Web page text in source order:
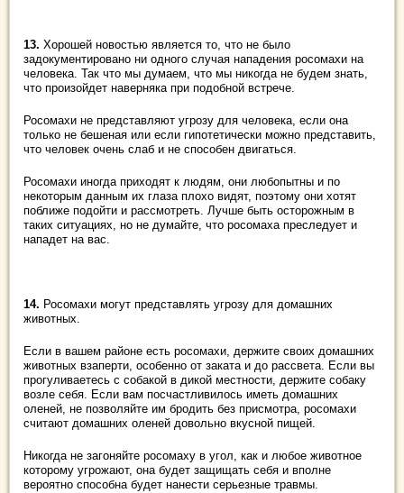
13. Хорошей новостью является то, что не было
задокументировано ни одного случая нападения росомахи на
человека. Так что мы думаем, что мы никогда не будем знать,
что произойдет наверняка при подобной встрече.
Росомахи не представляют угрозу для человека, если она
только не бешеная или если гипотетически можно представить,
что человек очень слаб и не способен двигаться.
Росомахи иногда приходят к людям, они любопытны и по
некоторым данным их глаза плохо видят, поэтому они хотят
поближе подойти и рассмотреть. Лучше быть осторожным в
таких ситуациях, но не думайте, что росомаха преследует и
нападет на вас.
14. Росомахи могут представлять угрозу для домашних
животных.
Если в вашем районе есть росомахи, держите своих домашних
животных взаперти, особенно от заката и до рассвета. Если вы
прогуливаетесь с собакой в дикой местности, держите собаку
возле себя. Если вам посчастливилось иметь домашних
оленей, не позволяйте им бродить без присмотра, росомахи
считают домашних оленей довольно вкусной пищей.
Никогда не загоняйте росомаху в угол, как и любое животное
которому угрожают, она будет защищать себя и вполне
вероятно способна будет нанести серьезные травмы.